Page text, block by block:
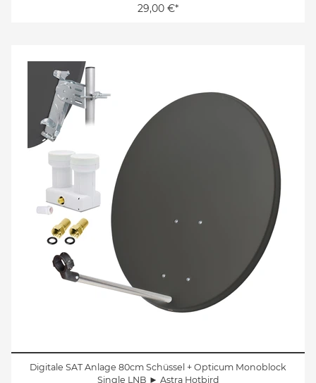
29,00 €*
Digitale SAT Anlage 80cm Schüssel + Opticum Monoblock
Single LNB ► Astra Hotbird